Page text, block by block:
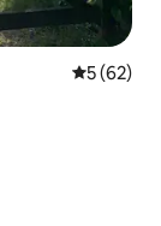
5 (62)